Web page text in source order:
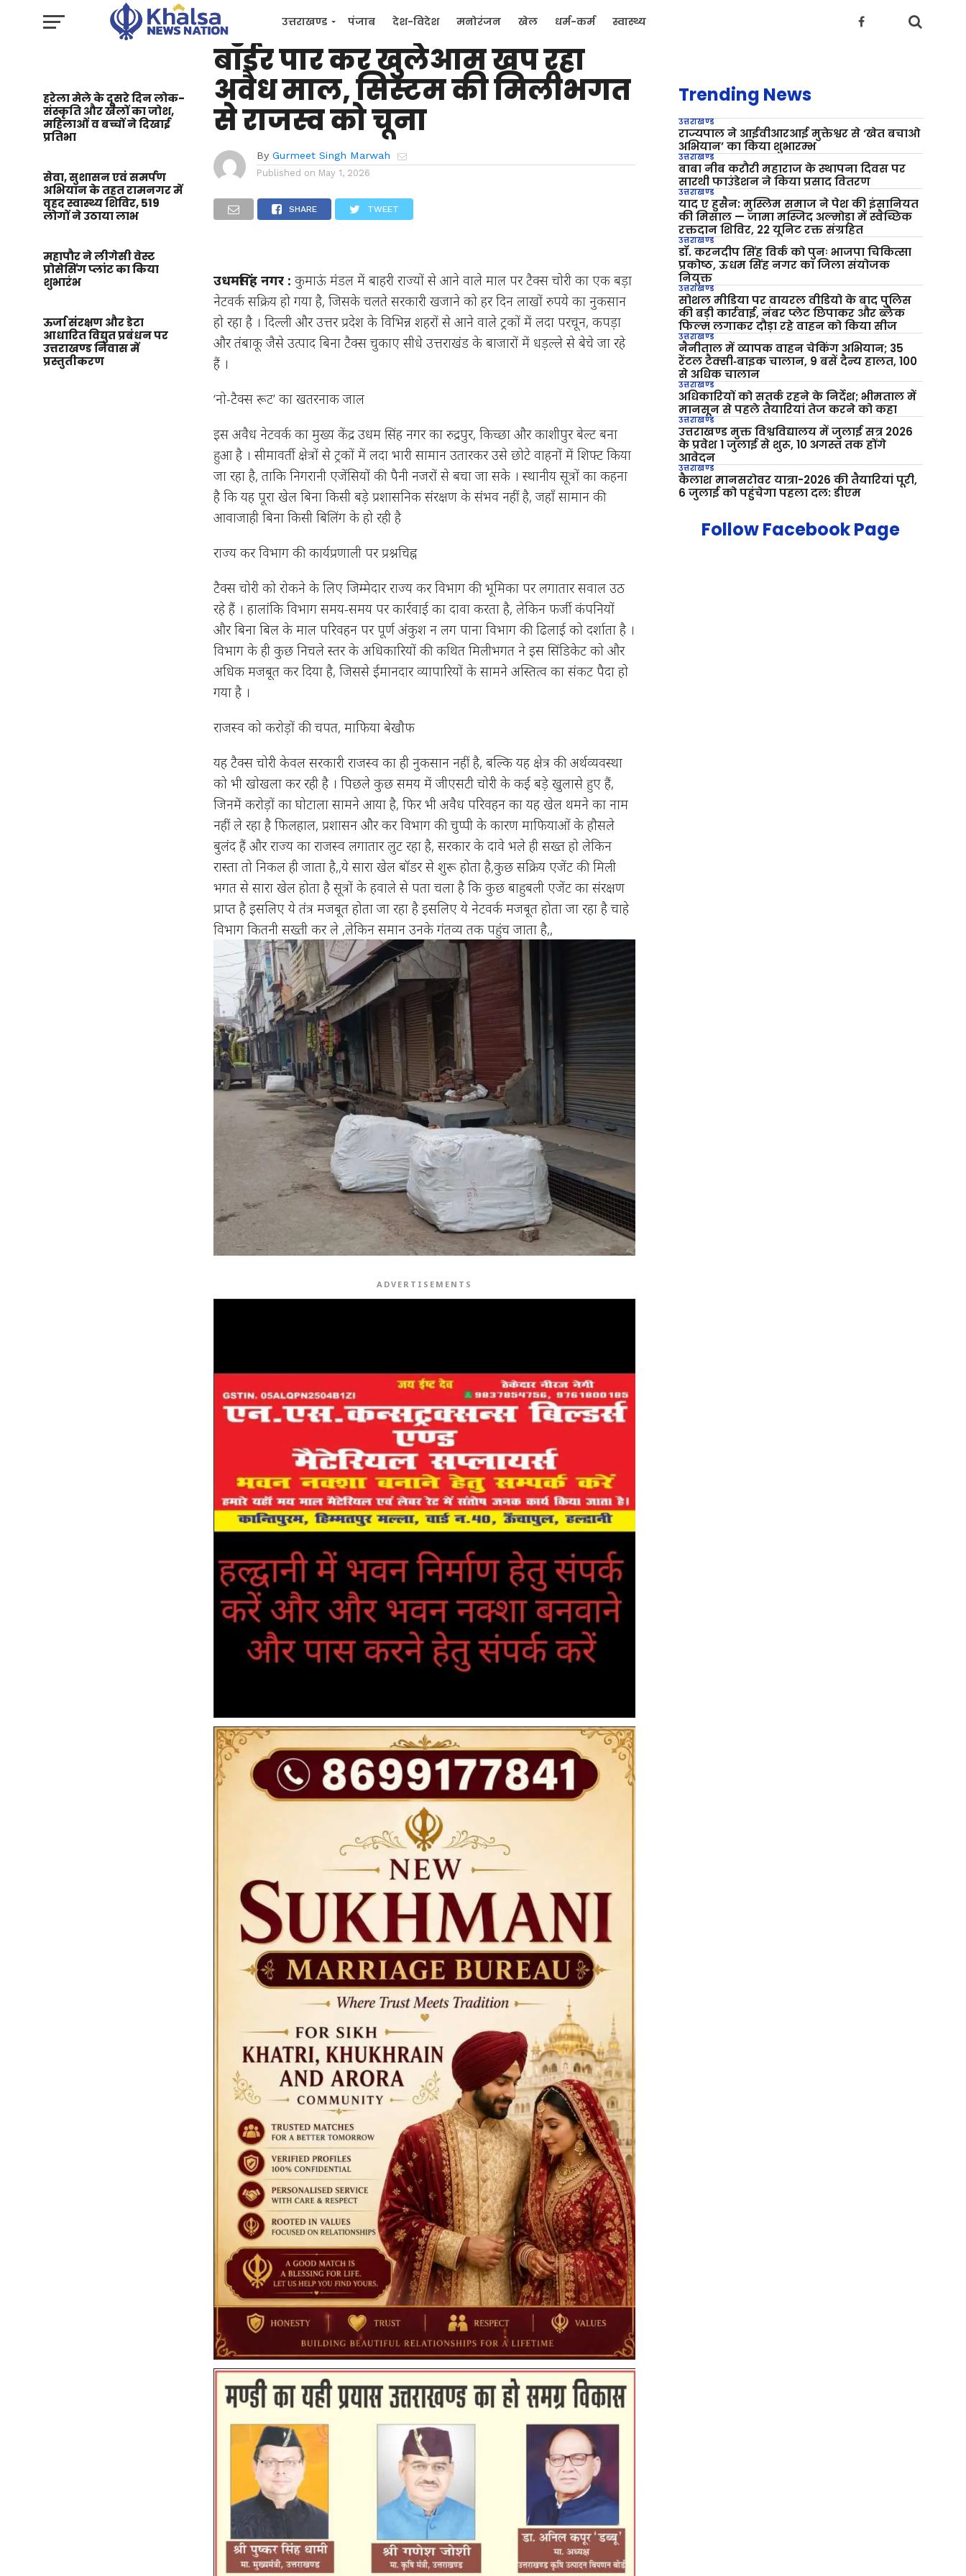
उत्तराखण्ड पंजाब देश-विदेश मनोरंजन खेल धर्म-कर्म स्वास्थ्य
प्रशासनिक जन मुद्दे
हरेला मेले के दूसरे दिन लोक-
संस्कृति और खेलों का जोश,
महिलाओं व बच्चों ने दिखाई
प्रतिभा
सेवा, सुशासन एवं समर्पण
अभियान के तहत रामनगर में
वृहद स्वास्थ्य शिविर, 519
लोगों ने उठाया लाभ
महापौर ने लीगेसी वेस्ट
प्रोसेसिंग प्लांट का किया
शुभारंभ
ऊर्जा संरक्षण और डेटा
आधारित विद्युत प्रबंधन पर
उत्तराखण्ड निवास में
प्रस्तुतीकरण
टैक्स माफिया का ‘नो-टैक्स रूट’:
बॉर्डर पार कर खुलेआम खप रहा
अवैध माल, सिस्टम की मिलीभगत
से राजस्व को चूना
By Gurmeet Singh Marwah
Published on May 1, 2026
SHARE TWEET
उधमसिंह नगर : कुमाऊं मंडल में बाहरी राज्यों से आने वाले माल पर टैक्स चोरी का एक बड़ा
नेटवर्क सक्रिय हो गया है, जिसके चलते सरकारी खजाने को हर दिन लाखों रुपये का नुकसान
हो रहा है । दिल्ली और उत्तर प्रदेश के विभिन्न शहरों से आने वाले ट्रकों में लदा परचून, कपड़ा
और तंबाकू जैसे उत्पाद बिना टैक्स चुकाए सीधे उत्तराखंड के बाजारों में धड़ल्ले से बेचे जा रहे
हैं ।
‘नो-टैक्स रूट’ का खतरनाक जाल
इस अवैध नेटवर्क का मुख्य केंद्र उधम सिंह नगर का रुद्रपुर, किच्छा और काशीपुर बेल्ट बना
हुआ है । सीमावर्ती क्षेत्रों से ट्रकों में लदा भारी सामान उतारकर उसे छोटे वाहनों में शिफ्ट किया
जा रहा है, ताकि निगरानी एजेंसियों की पैनी नजरों से बचा जा सके । स्थानीय सूत्रों का कहना
है कि यह पूरा खेल बिना किसी बड़े प्रशासनिक संरक्षण के संभव नहीं है, जहाँ सामान की
आवाजाही बिना किसी बिलिंग के हो रही है
राज्य कर विभाग की कार्यप्रणाली पर प्रश्नचिह्न
टैक्स चोरी को रोकने के लिए जिम्मेदार राज्य कर विभाग की भूमिका पर लगातार सवाल उठ
रहे हैं । हालांकि विभाग समय-समय पर कार्रवाई का दावा करता है, लेकिन फर्जी कंपनियों
और बिना बिल के माल परिवहन पर पूर्ण अंकुश न लग पाना विभाग की ढिलाई को दर्शाता है ।
विभाग के ही कुछ निचले स्तर के अधिकारियों की कथित मिलीभगत ने इस सिंडिकेट को और
अधिक मजबूत कर दिया है, जिससे ईमानदार व्यापारियों के सामने अस्तित्व का संकट पैदा हो
गया है ।
राजस्व को करोड़ों की चपत, माफिया बेखौफ
यह टैक्स चोरी केवल सरकारी राजस्व का ही नुकसान नहीं है, बल्कि यह क्षेत्र की अर्थव्यवस्था
को भी खोखला कर रही है । पिछले कुछ समय में जीएसटी चोरी के कई बड़े खुलासे हुए हैं,
जिनमें करोड़ों का घोटाला सामने आया है, फिर भी अवैध परिवहन का यह खेल थमने का नाम
नहीं ले रहा है फिलहाल, प्रशासन और कर विभाग की चुप्पी के कारण माफियाओं के हौसले
बुलंद हैं और राज्य का राजस्व लगातार लुट रहा है, सरकार के दावे भले ही सख्त हो लेकिन
रास्ता तो निकल ही जाता है,,ये सारा खेल बॉडर से शुरू होता है,कुछ सक्रिय एजेंट की मिली
भगत से सारा खेल होता है सूत्रों के हवाले से पता चला है कि कुछ बाहुबली एजेंट का संरक्षण
प्राप्त है इसलिए ये तंत्र मजबूत होता जा रहा है इसलिए ये नेटवर्क मजबूत होता जा रहा है चाहे
विभाग कितनी सख्ती कर ले ,लेकिन समान उनके गंतव्य तक पहुंच जाता है,,
ADVERTISEMENTS
Trending News
उत्तराखण्ड
राज्यपाल ने आईवीआरआई मुक्तेश्वर से ‘खेत बचाओ
अभियान’ का किया शुभारम्भ
उत्तराखण्ड
बाबा नीब करौरी महाराज के स्थापना दिवस पर
सारथी फाउंडेशन ने किया प्रसाद वितरण
उत्तराखण्ड
याद ए हुसैन: मुस्लिम समाज ने पेश की इंसानियत
की मिसाल — जामा मस्जिद अल्मोड़ा में स्वैच्छिक
रक्तदान शिविर, 22 यूनिट रक्त संग्रहित
उत्तराखण्ड
डॉ. करनदीप सिंह विर्क को पुनः भाजपा चिकित्सा
प्रकोष्ठ, ऊधम सिंह नगर का जिला संयोजक
नियुक्त
उत्तराखण्ड
सोशल मीडिया पर वायरल वीडियो के बाद पुलिस
की बड़ी कार्रवाई, नंबर प्लेट छिपाकर और ब्लैक
फिल्म लगाकर दौड़ा रहे वाहन को किया सीज
उत्तराखण्ड
नैनीताल में व्यापक वाहन चेकिंग अभियान; 35
रेंटल टैक्सी‑बाइक चालान, 9 बसें दैन्य हालत, 100
से अधिक चालान
उत्तराखण्ड
अधिकारियों को सतर्क रहने के निर्देश; भीमताल में
मानसून से पहले तैयारियां तेज करने को कहा
उत्तराखण्ड
उत्तराखण्ड मुक्त विश्वविद्यालय में जुलाई सत्र 2026
के प्रवेश 1 जुलाई से शुरू, 10 अगस्त तक होंगे
आवेदन
उत्तराखण्ड
कैलाश मानसरोवर यात्रा-2026 की तैयारियां पूरी,
6 जुलाई को पहुंचेगा पहला दल: डीएम
Follow Facebook Page